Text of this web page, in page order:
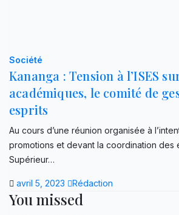
Société
Kananga : Tension à l’ISES
académiques, le comité de
esprits
Au cours d’une réunion organisée à
promotions et devant la coordination des
Supérieur…
avril 5, 2023 Rédaction
You missed